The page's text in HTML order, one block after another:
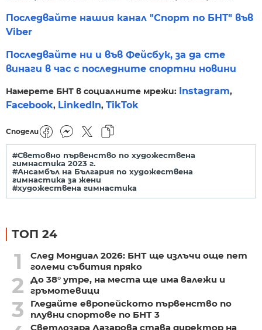
Последвайте нашия канал "Спорт по БНТ" във
Viber
Последвайте ни и във Фейсбук, за да сте
винаги в час с последните спортни новини
Намерете БНТ в социалните мрежи: Instagram,
Facebook, LinkedIn, TikTok
Сподели
#Световно първенство по художествена
гимнастика 2023 г.
#Ансамбъл на България по художествена
гимнастика за жени
#художествена гимнастика
ТОП 24
1
След Мондиал 2026: БНТ ще излъчи още пет
големи събития пряко
2
До 38° утре, на места ще има валежи и
гръмотевици
3
Гледайте европейското първенство по
плувни спортове по БНТ 3
Светлозара Лазарова става директор на